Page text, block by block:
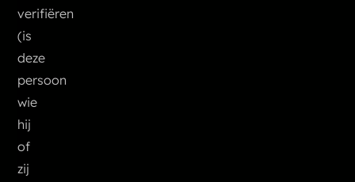
verifiëren
(is
deze
persoon
wie
hij
of
zij